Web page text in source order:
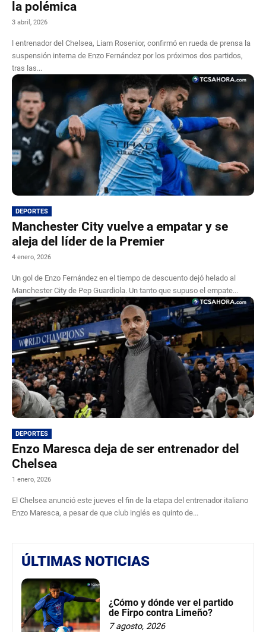
la polémica
3 abril, 2026
l entrenador del Chelsea, Liam Rosenior, confirmó en rueda de prensa la
suspensión interna de Enzo Fernández por los próximos dos partidos,
tras las...
DEPORTES
Manchester City vuelve a empatar y se
aleja del líder de la Premier
4 enero, 2026
Un gol de Enzo Fernández en el tiempo de descuento dejó helado al
Manchester City de Pep Guardiola. Un tanto que supuso el empate...
DEPORTES
Enzo Maresca deja de ser entrenador del
Chelsea
1 enero, 2026
El Chelsea anunció este jueves el fin de la etapa del entrenador italiano
Enzo Maresca, a pesar de que club inglés es quinto de...
ÚLTIMAS NOTICIAS
¿Cómo y dónde ver el partido
de Firpo contra Limeño?
7 agosto, 2026